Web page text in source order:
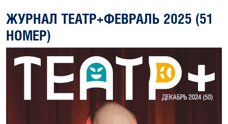
ЖУРНАЛ ТЕАТР+ФЕВРАЛЬ 2025 (51
НОМЕР)